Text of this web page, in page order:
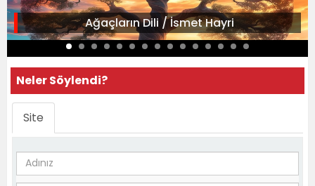
Ağaçların Dili / İsmet Hayri
Neler Söylendi?
Site